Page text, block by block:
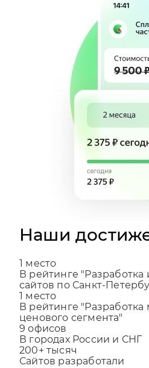
Наши
1место
В рейтинге "Разработка
сайтов по Санкт-
1место
В рейтинге "Разработка
ценового сегмента"
9 офисов
В городах России и СНГ
200+тысяч